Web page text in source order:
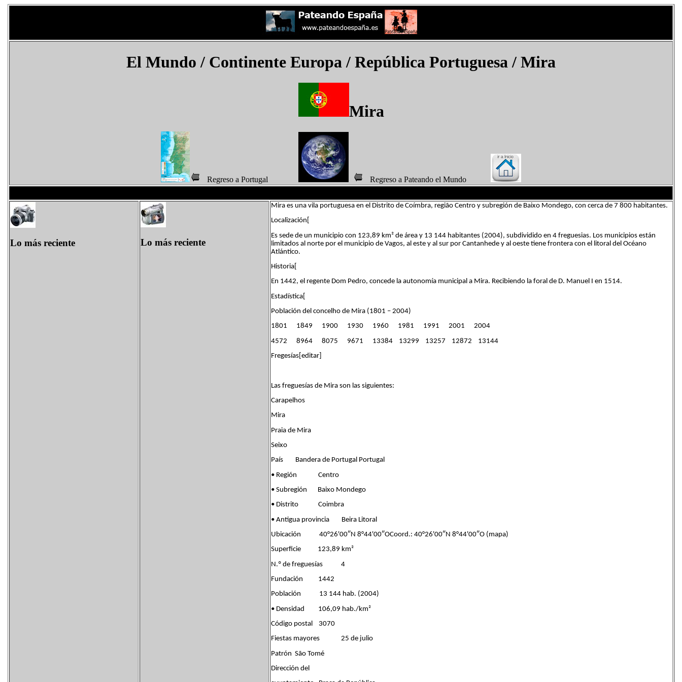
El Mundo/ Continente Europa / República Portuguesa/ Mira
Mira
Regreso a Portugal Regreso a Pateando el Mundo
Lo más reciente Lo más reciente
Mira es una vila portuguesa en el Distrito de Coímbra, região Centro y subregión de Baixo Mondego, con cerca de 7 800 habitantes.
Localización[
Es sede de un municipio con 123,89 km² de área y 13 144 habitantes (2004), subdividido en 4 freguesias. Los municipios están
limitados al norte por el municipio de Vagos, al este y al sur por Cantanhede y al oeste tiene frontera con el litoral del Océano
Atlántico.
Historia[
En 1442, el regente Dom Pedro, concede la autonomía municipal a Mira. Recibiendo la foral de D. Manuel I en 1514.
Estadística[
Población del concelho de Mira (1801 – 2004)
1801 1849 1900 1930 1960 1981 1991 2001 2004
4572 8964 8075 9671 13384 13299 13257 12872 13144
Fregesías[editar]
Las freguesías de Mira son las siguientes:
Carapelhos
Mira
Praia de Mira
Seixo
País Bandera de Portugal Portugal
• Región Centro
• Subregión Baixo Mondego
• Distrito Coimbra
• Antigua provincia Beira Litoral
Ubicación 40°26′00″N 8°44′00″OCoord.: 40°26′00″N 8°44′00″O (mapa)
Superficie 123,89 km²
N.º de freguesías 4
Fundación 1442
Población 13 144 hab. (2004)
• Densidad 106,09 hab./km²
Código postal 3070
Fiestas mayores 25 de julio
Patrón São Tomé
Dirección del